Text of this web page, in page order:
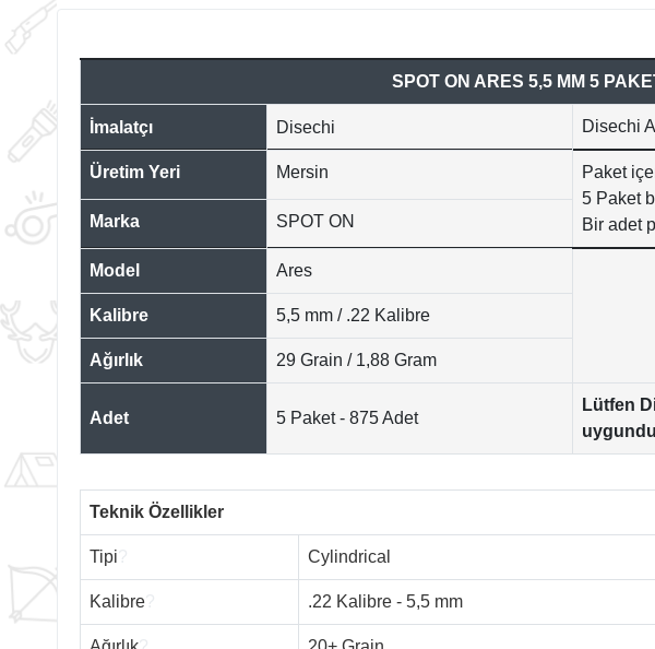
SPOT ON ARES 5,5 MM 5
İmalatçı Disechi Disechi
Üretim Yeri Mersin
Paket
5 Paket
Bir adet
Marka SPOT ON
Model Ares
Kalibre 5,5 mm / .22 Kalibre
Ağırlık 29 Grain / 1,88 Gram
Adet 5 Paket - 875 Adet
Lütfen
Teknik Özellikler
Tipi Cylindrical
Kalibre .22 Kalibre - 5,5 mm